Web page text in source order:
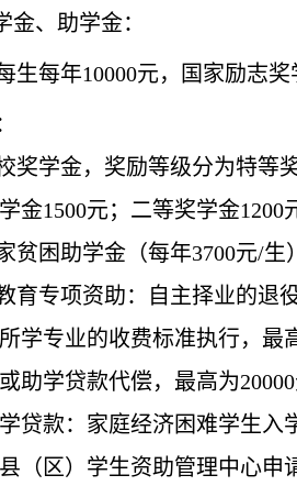
金、助学金：
生每年10000元，国家励志
奖学金，奖励等级分为特等
金1500元；二等奖学金1200
贫困助学金（每年3700元/生）
育专项资助：自主择业的退
学专业的收费标准执行，最
助学贷款代偿，最高为
贷款：家庭经济困难学生入
（区）学生资助管理中心